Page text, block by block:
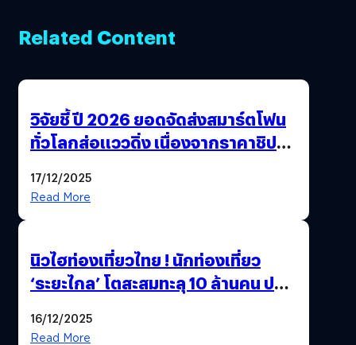
Related Content
วิจัยชี้ ปี 2026 ยอดจัดส่งสมาร์ตโฟน
ทั่วโลกส่อแววดิ่ง เนื่องจากราคาชิป
17/12/2025
Read More
นิวไฮท่องเที่ยวไทย ! นักท่องเที่ยว
‘ระยะไกล’ โตสะสมทะลุ 10 ล้านคน ปลุก
11.66 ล้านคน
16/12/2025
Read More